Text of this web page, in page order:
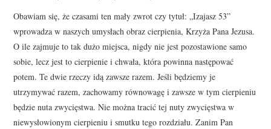
Obawiam się, że czasami ten mały zwrot czy tytuł: „Izajasz 53”
wprowadza w naszych umysłach obraz cierpienia, Krzyża Pana Jezusa.
O ile zajmuje to tak dużo miejsca, nigdy nie jest pozostawione samo
sobie, lecz jest to cierpienie i chwała, która powinna następować
potem. Te dwie rzeczy idą zawsze razem. Jeśli będziemy je
utrzymywać razem, zachowamy równowagę i zawsze w tym cierpieniu
będzie nuta zwycięstwa. Nie można tracić tej nuty zwycięstwa w
niewysłowionym cierpieniu i smutku tego rozdziału. Zanim Pan